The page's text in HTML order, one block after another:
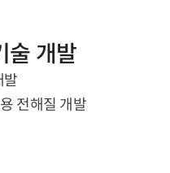
술 개발
발
전해질 개발